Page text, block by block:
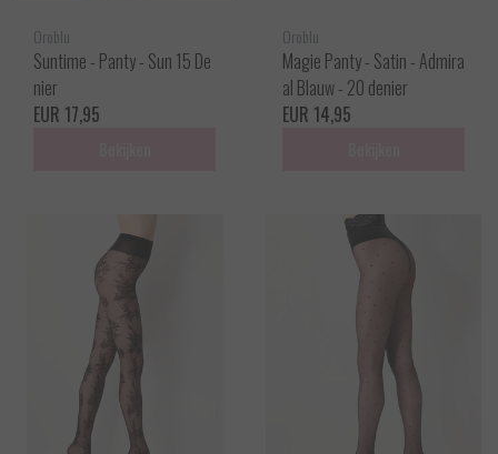
Oroblu
Suntime - Panty - Sun 15 De
nier
EUR 17,95
Oroblu
Magie Panty - Satin - Admira
al Blauw - 20 denier
EUR 14,95